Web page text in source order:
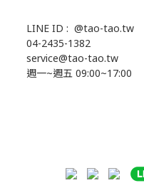
LINE ID : @tao-tao.tw
04-2435-1382
service@tao-tao.tw
週一~週五 09:00~17:00